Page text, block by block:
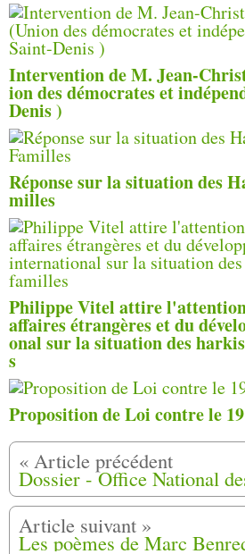
Intervention de M. Jean-
ion des démocrates et
Denis )
Réponse sur la situation des
milles
Philippe Vitel attire
affaires étrangères et du
onal sur la situation des
s
Proposition de Loi contre le